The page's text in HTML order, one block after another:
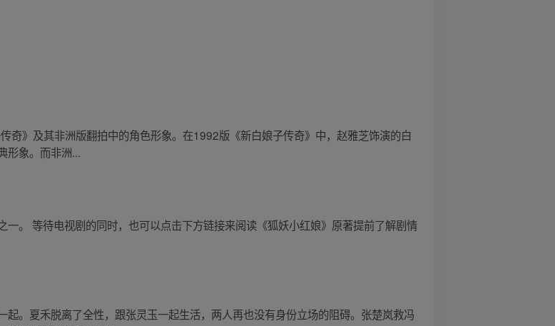
奇》及其非洲版翻拍中的角色形象。在1992版《新白娘子传奇》中，赵雅芝饰演的白
形象。而非洲...
。 等待电视剧的同时，也可以点击下方链接来阅读《狐妖小红娘》原著提前了解剧情
。夏禾脱离了全性，跟张灵玉一起生活，两人再也没有身份立场的阻碍。张楚岚救冯